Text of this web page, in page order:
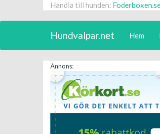
Handla till hunden:
Hundvalpar.net Hem
Annons: